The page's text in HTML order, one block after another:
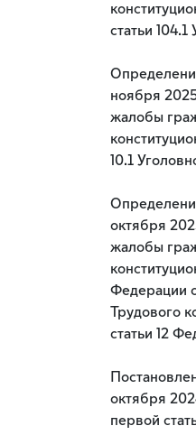
статьи
ноября
жалобы
10.1
октября
жалобы
Федерации
Трудового
статьи 12
октября
первой